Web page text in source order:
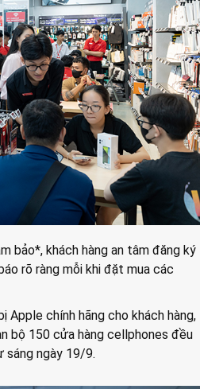
bảo*, khách hàng an tâm đăng ký
rõ ràng mỗi khi đặt mua các
Apple chính hãng cho khách hàng,
bộ 150 cửa hàng cellphones đều
sáng ngày 19/9.